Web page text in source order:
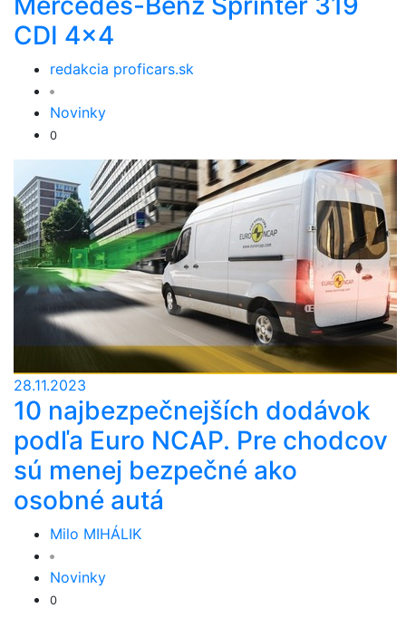
CDI 4x4
redakcia proficars.sk
Novinky
0
28.11.2023
10 najbezpečnejších dodávok
podľa Euro NCAP. Pre chodcov
sú menej bezpečné ako
osobné autá
Milo MIHÁLIK
Novinky
0